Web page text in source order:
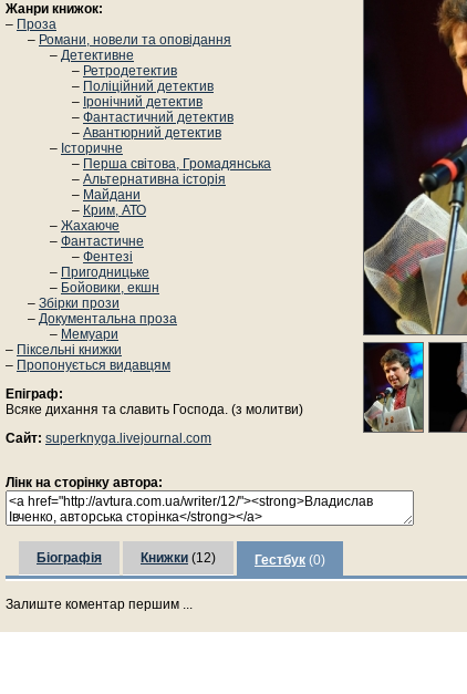
Жанри книжок:
– Проза
– Романи, новели та оповідання
– Детективне
– Ретродетектив
– Поліційний детектив
– Іронічний детектив
– Фантастичний детектив
– Авантюрний детектив
– Історичне
– Перша світова, Громадянська
– Альтернативна історія
– Майдани
– Крим, АТО
– Жахаюче
– Фантастичне
– Фентезі
– Пригодницьке
– Бойовики, екшн
– Збірки прози
– Документальна проза
– Мемуари
– Піксельні книжки
– Пропонується видавцям
Епіграф:
Всяке дихання та славить Господа. (з молитви)
Сайт: superknyga.livejournal.com
Лінк на сторінку автора:
Біографія Книжки (12) Гестбук (0)
Залиште коментар першим ...